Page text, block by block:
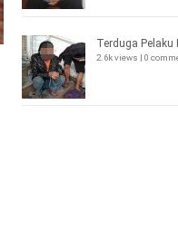
Terduga Pelaku
2.6k views | 0